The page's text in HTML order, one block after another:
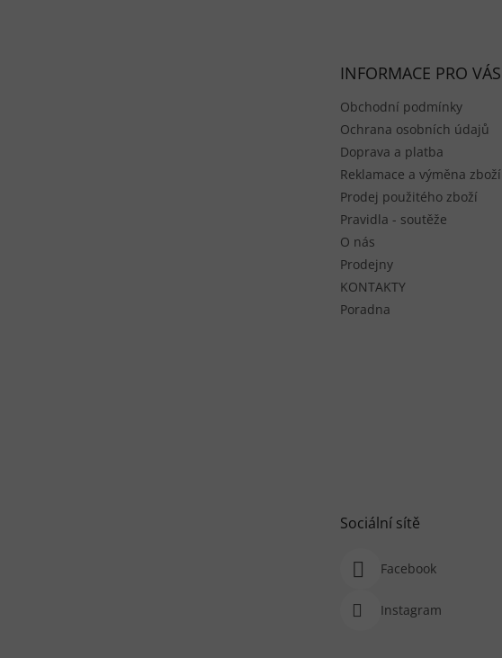
INFORMACE PRO VÁS
Obchodní podmínky
Ochrana osobních údajů
Doprava a platba
Reklamace a výměna zboží
Prodej použitého zboží
Pravidla - soutěže
O nás
Prodejny
KONTAKTY
Poradna
Sociální sítě
Facebook
Instagram